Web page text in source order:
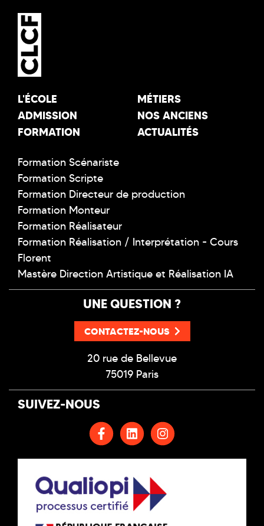
L'ÉCOLE
ADMISSION
FORMATION
MÉTIERS
NOS ANCIENS
ACTUALITÉS
Formation Scénariste
Formation Scripte
Formation Directeur de production
Formation Monteur
Formation Réalisateur
Formation Réalisation / Interprétation - Cours
Florent
Mastère Direction Artistique et Réalisation IA
UNE QUESTION ?
CONTACTEZ-NOUS
20 rue de Bellevue
75019 Paris
SUIVEZ-NOUS